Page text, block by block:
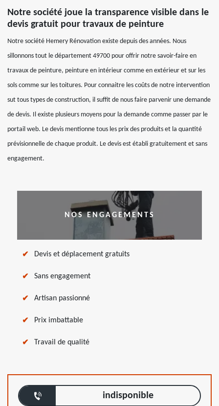
Notre société joue la transparence visible dans le
devis gratuit pour travaux de peinture
Notre société Hemery Rénovation existe depuis des années. Nous
sillonnons tout le département 49700 pour offrir notre savoir-faire en
travaux de peinture, peinture en intérieur comme en extérieur et sur les
sols comme sur les toitures. Pour connaitre les coûts de notre intervention
sut tous types de construction, il suffit de nous faire parvenir une demande
de devis. Il existe plusieurs moyens pour la demande comme passer par le
portail web. Le devis mentionne tous les prix des produits et la quantité
prévisionnelle de chaque produit. Le devis est établi gratuitement et sans
engagement.
NOS ENGAGEMENTS
Devis et déplacement gratuits
Sans engagement
Artisan passionné
Prix imbattable
Travail de qualité
indisponible